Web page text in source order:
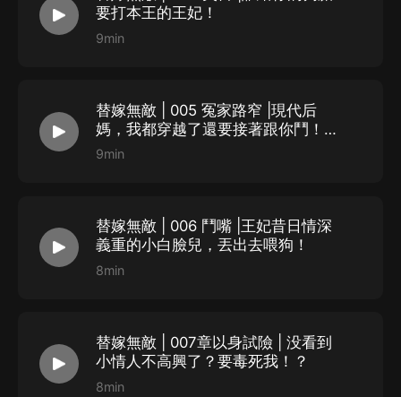
要打本王的王妃！
9min
替嫁無敵 | 005 冤家路窄 |現代后
媽，我都穿越了還要接著跟你鬥！來
吧，不死不休！
9min
替嫁無敵 | 006 鬥嘴 |王妃昔日情深
義重的小白臉兒，丟出去喂狗！
8min
替嫁無敵 | 007章以身試險 | 没看到
小情人不高興了？要毒死我！？
8min